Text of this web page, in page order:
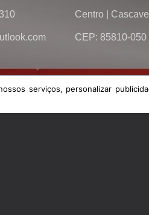
Centro Cascavel
CEP: 85810-050
TERMOS E
serviços, personalizar